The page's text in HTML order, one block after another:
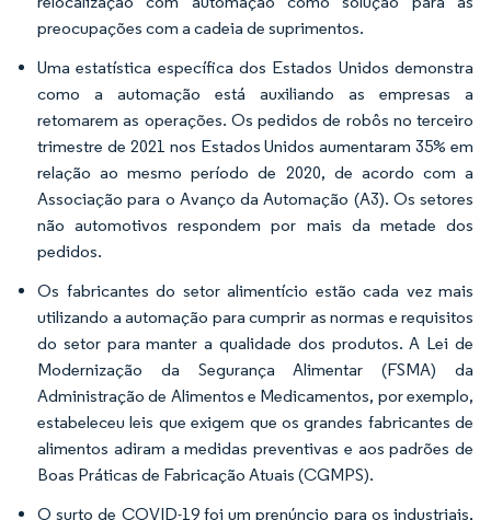
preocupações com a cadeia de suprimentos.
Uma estatística específica dos Estados Unidos demonstra
como a automação está auxiliando as empresas a
retomarem as operações. Os pedidos de robôs no terceiro
trimestre de 2021 nos Estados Unidos aumentaram 35% em
relação ao mesmo período de 2020, de acordo com a
Associação para o Avanço da Automação (A3). Os setores
não automotivos respondem por mais da metade dos
pedidos.
Os fabricantes do setor alimentício estão cada vez mais
utilizando a automação para cumprir as normas e requisitos
do setor para manter a qualidade dos produtos. A Lei de
Modernização da Segurança Alimentar (FSMA) da
Administração de Alimentos e Medicamentos, por exemplo,
estabeleceu leis que exigem que os grandes fabricantes de
alimentos adiram a medidas preventivas e aos padrões de
Boas Práticas de Fabricação Atuais (CGMPS).
O surto de COVID-19 foi um prenúncio para os industriais,